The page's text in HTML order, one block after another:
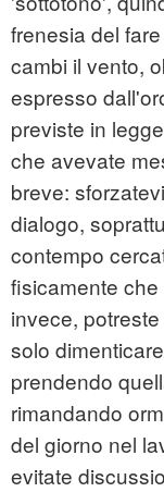
frenesia del
cambi il vento,
espresso
previste in
che avevate
breve:
dialogo,
contempo
fisicamente
invece,
solo
prendendo
rimandando
del giorno nel
evitate